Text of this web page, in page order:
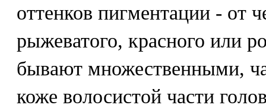
оттенков пигментации - от
рыжеватого, красного или
бывают множественными,
коже волосистой части